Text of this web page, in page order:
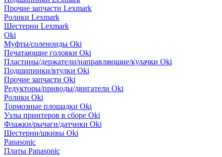
Прочие запчасти Lexmark
Ролики Lexmark
Шестерни Lexmark
Oki
Муфты/соленоиды Oki
Печатающие головки Oki
Пластины/держатели/направляющие/кулачки Oki
Подшипники/втулки Oki
Прочие запчасти Oki
Редукторы/приводы/двигатели Oki
Ролики Oki
Тормозные площадки Oki
Узлы принтеров в сборе Oki
Флажки/рычаги/датчики Oki
Шестерни/шкивы Oki
Panasonic
Платы Panasonic